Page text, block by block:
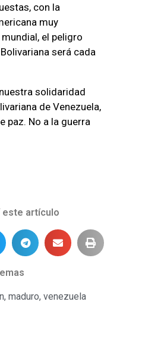
con la
muy
el peligro
será cada
solidaridad
de Venezuela,
paz. No a la guerra
este artículo
, maduro, venezuela